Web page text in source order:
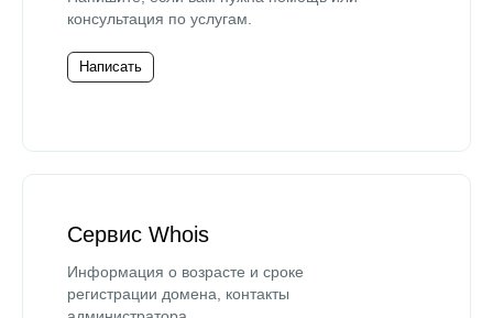
консультация по услугам.
Написать
Сервис Whois
Информация о возрасте и сроке
регистрации домена, контакты